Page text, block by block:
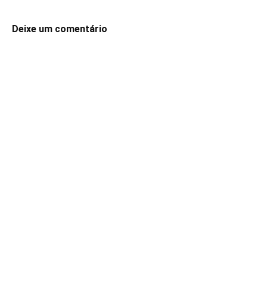
Deixe um comentário